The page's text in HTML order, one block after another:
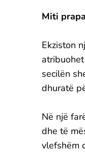
Miti
Ekziston
secilën
dhuratë
Në një
dhe të
vlefshëm